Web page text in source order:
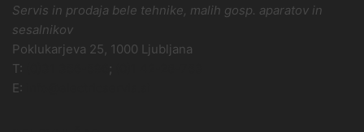
Servis in prodaja bele tehnike, malih gosp. aparatov in
sesalnikov
Poklukarjeva 25, 1000 Ljubljana
T:
;
E: